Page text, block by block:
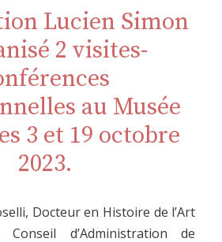
Lucien Simon
2 visites-
au Musée
3 et 19 octobre
2023.
Docteur en Histoire de l’Art
d’Administration de